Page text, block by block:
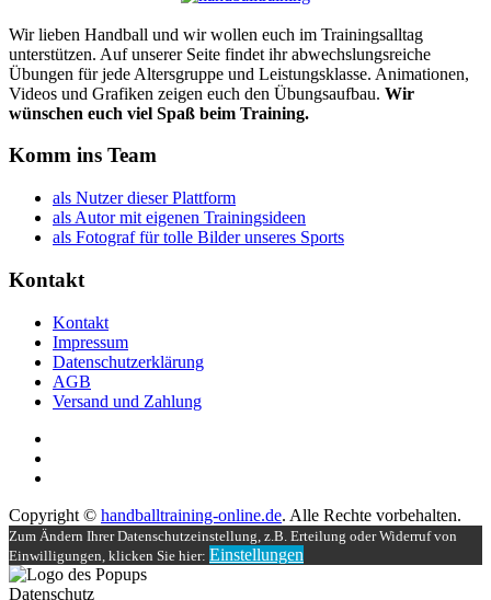
Wir lieben Handball und wir wollen euch im Trainingsalltag
unterstützen. Auf unserer Seite findet ihr abwechslungsreiche
Übungen für jede Altersgruppe und Leistungsklasse. Animationen,
Videos und Grafiken zeigen euch den Übungsaufbau. Wir
wünschen euch viel Spaß beim Training.
Komm ins Team
als Nutzer dieser Plattform
als Autor mit eigenen Trainingsideen
als Fotograf für tolle Bilder unseres Sports
Kontakt
Kontakt
Impressum
Datenschutzerklärung
AGB
Versand und Zahlung
Copyright © handballtraining-online.de. Alle Rechte vorbehalten.
Zum Ändern Ihrer Datenschutzeinstellung, z.B. Erteilung oder Widerruf von
Einwilligungen, klicken Sie hier: Einstellungen
Datenschutz